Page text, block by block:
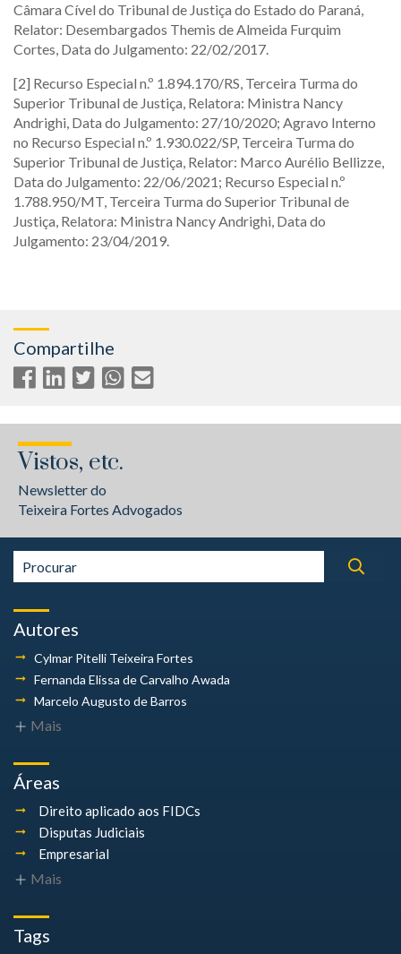
Câmara Cível do Tribunal de Justiça do Estado do Paraná,
Relator: Desembargados Themis de Almeida Furquim
Cortes, Data do Julgamento: 22/02/2017.
[2] Recurso Especial n.º 1.894.170/RS, Terceira Turma do
Superior Tribunal de Justiça, Relatora: Ministra Nancy
Andrighi, Data do Julgamento: 27/10/2020; Agravo Interno
no Recurso Especial n.º 1.930.022/SP, Terceira Turma do
Superior Tribunal de Justiça, Relator: Marco Aurélio Bellizze,
Data do Julgamento: 22/06/2021; Recurso Especial n.º
1.788.950/MT, Terceira Turma do Superior Tribunal de
Justiça, Relatora: Ministra Nancy Andrighi, Data do
Julgamento: 23/04/2019.
Compartilhe
Vistos, etc.
Newsletter do
Teixeira Fortes Advogados
Autores
Cylmar Pitelli Teixeira Fortes
Fernanda Elissa de Carvalho Awada
Marcelo Augusto de Barros
Mais
Áreas
Direito aplicado aos FIDCs
Disputas Judiciais
Empresarial
Mais
Tags